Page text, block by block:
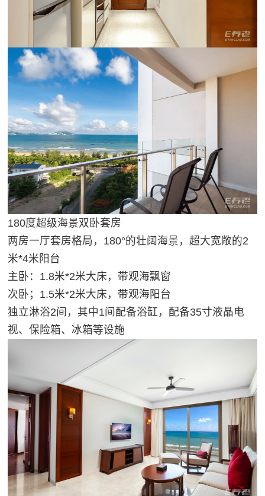
180度超级海景双卧套房
两房一厅套房格局，180°的壮阔海景，超大宽敞的2
米*4米阳台
主卧：1.8米*2米大床，带观海飘窗
次卧；1.5米*2米大床，带观海阳台
独立淋浴2间，其中1间配备浴缸，配备35寸液晶电
视、保险箱、冰箱等设施